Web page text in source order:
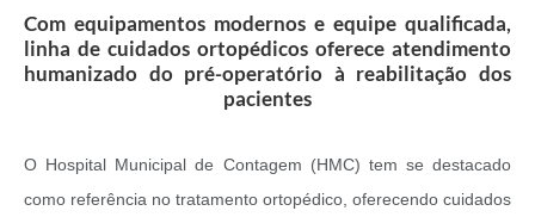
Com equipamentos modernos e equipe qualificada,
linha de cuidados ortopédicos oferece atendimento
humanizado do pré-operatório à reabilitação dos
pacientes
O Hospital Municipal de Contagem (HMC) tem se destacado
como referência no tratamento ortopédico, oferecendo cuidados